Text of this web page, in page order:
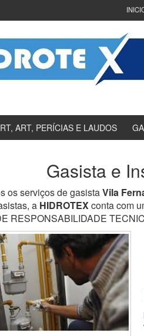
ART, PERÍCIAS E LAUDOS
Gasista e
os serviços de gasistaVila
a HIDROTEXconta com
RESPONSABILIDADE